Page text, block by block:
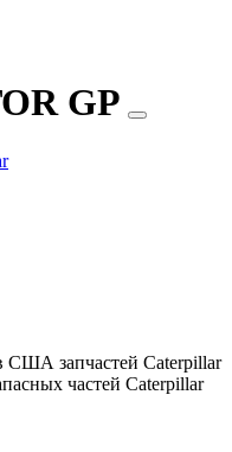
GP
США запчастей Caterpillar
частей Caterpillar